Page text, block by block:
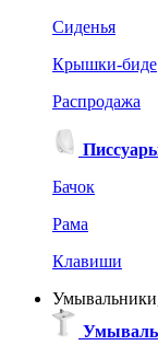
Сиденья
Крышки-биде
Распродажа
Бачок
Рама
Клавиши